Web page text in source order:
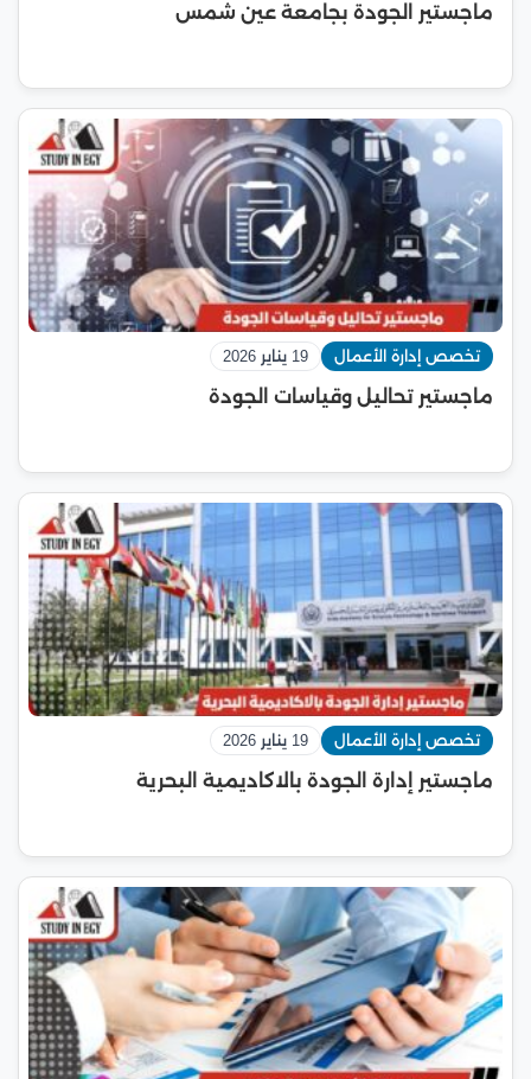
ماجستير الجودة بجامعة عين شمس
تخصص إدارة الأعمال 19 يناير 2026
ماجستير تحاليل وقياسات الجودة
تخصص إدارة الأعمال 19 يناير 2026
ماجستير إدارة الجودة بالاكاديمية البحرية